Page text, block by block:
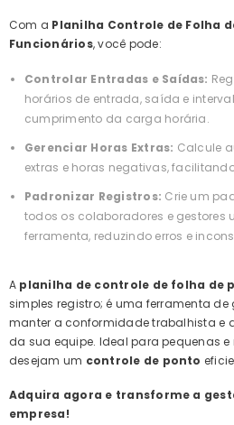
Com a Planilha Controle de Folha
Funcionários, você pode:
Controlar Entradas e Saídas:
horários de entrada, saída e
cumprimento da carga horária.
Gerenciar Horas Extras: Calcule
extras e horas negativas,
Padronizar Registros: Crie um
todos os colaboradores e gestores
ferramenta, reduzindo erros e
A planilha de controle de folha de
simples registro; é uma ferramenta
manter a conformidade trabalhista e
da sua equipe. Ideal para pequenas
desejam um controle de ponto
Adquira agora e transforme a
empresa!